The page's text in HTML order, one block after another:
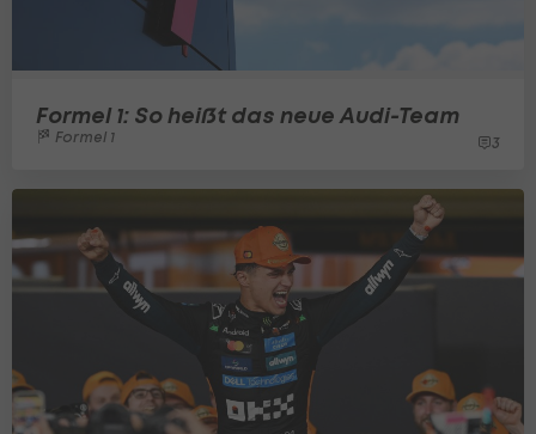
Formel 1: So heißt das neue Audi-Team
Formel 1 3